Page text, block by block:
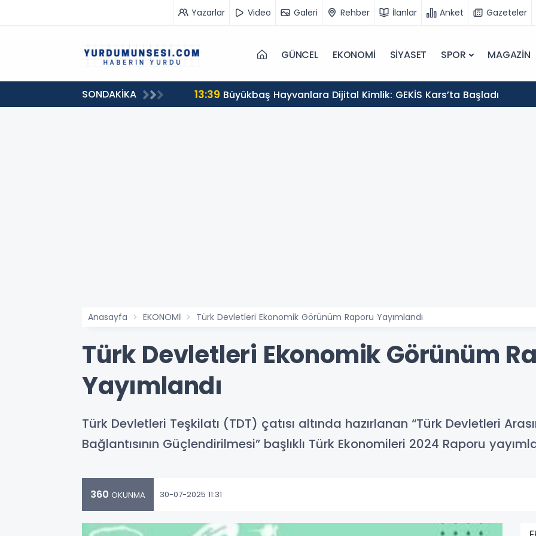
Yazarlar Video Galeri Rehber İlanlar Anket Gazeteler
GÜNCEL EKONOMİ SİYASET SPOR MAGAZİN
SONDAKİKA
milyon 549 bin 594 TL. bağış 13:39 Büyükbaş Hayvanlara Dijital Kimlik: GEKİS Kars’ta Başladı
Anasayfa EKONOMİ Türk Devletleri Ekonomik Görünüm Raporu Yayımlandı
Türk Devletleri Ekonomik Görünüm
Yayımlandı
Türk Devletleri Teşkilatı (TDT) çatısı altında hazırlanan “Türk Devletleri
Bağlantısının Güçlendirilmesi” başlıklı Türk Ekonomileri 2024 Raporu
360 OKUNMA 30-07-2025 11:31